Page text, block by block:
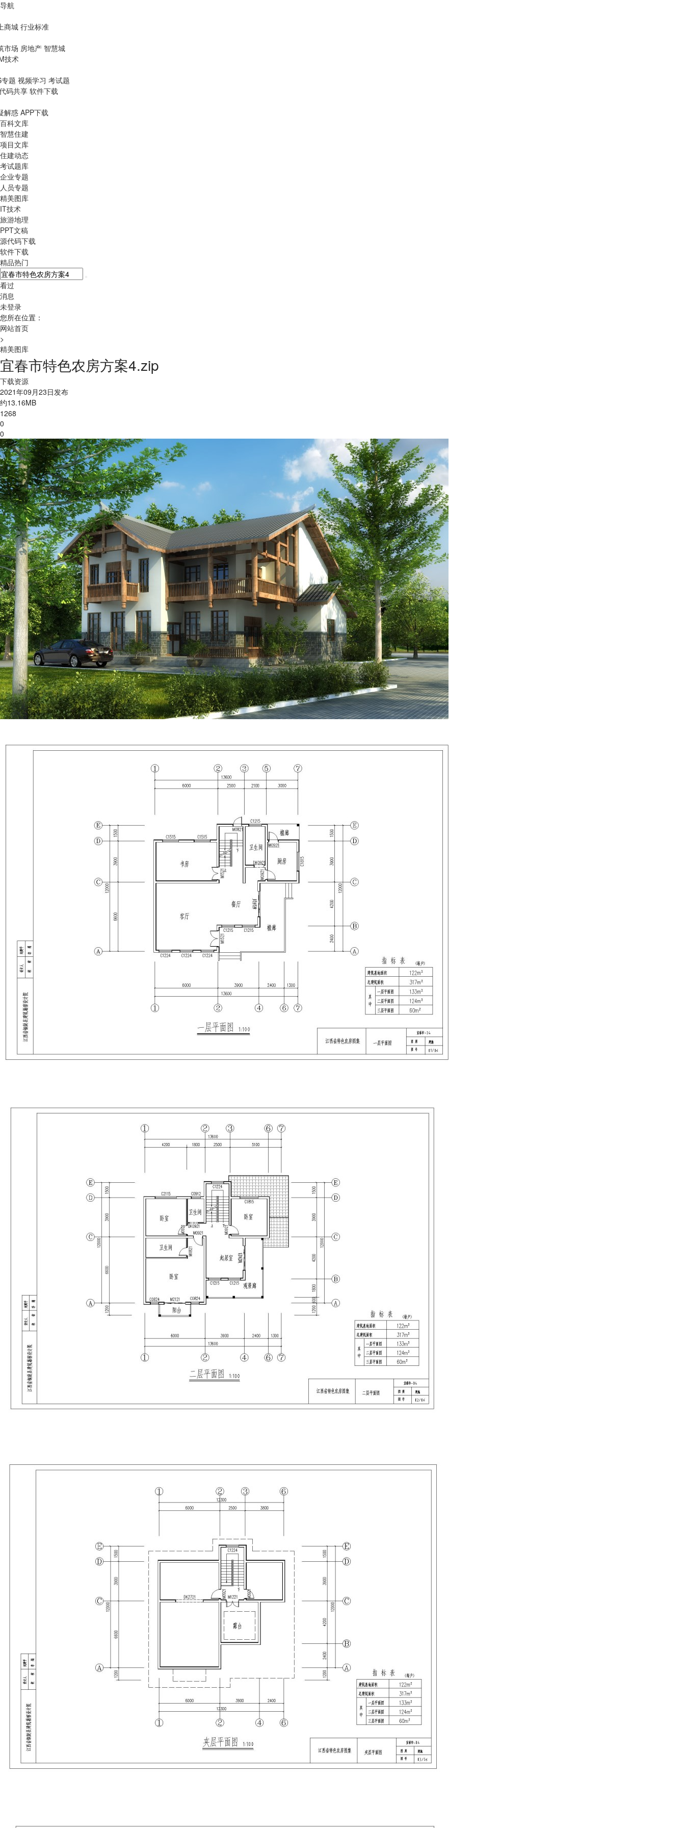
导航
商城 行业标准
市场 房地产 智慧城
技术
题 视频学习 考试题
码共享 软件下载
解惑 APP下载
百科文库
智慧住建
项目文库
住建动态
考试题库
企业专题
人员专题
精美图库
IT技术
旅游地理
PPT文稿
源代码下载
软件下载
精品热门
看过
消息
未登录
您所在位置：
网站首页
>
精美图库
宜春市特色农房方案4.zip
下载资源
2021年09月23日发布
约13.16MB
1268
0
0